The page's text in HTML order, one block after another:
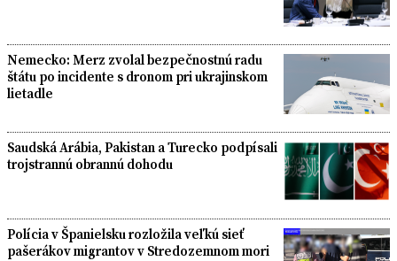
Nemecko: Merz zvolal bezpečnostnú radu
štátu po incidente s dronom pri ukrajinskom
lietadle
Saudská Arábia, Pakistan a Turecko podpísali
trojstrannú obrannú dohodu
Polícia v Španielsku rozložila veľkú sieť
pašerákov migrantov v Stredozemnom mori